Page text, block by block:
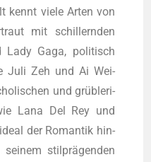
kennt vie­le Arten von
mit schil­lern­den
Gaga, poli­tisch
Juli Zeh und Ai Wei­
und grüb­le­ri­
Lana Del Rey und
der Roman­tik hin­
stil­prä­gen­den